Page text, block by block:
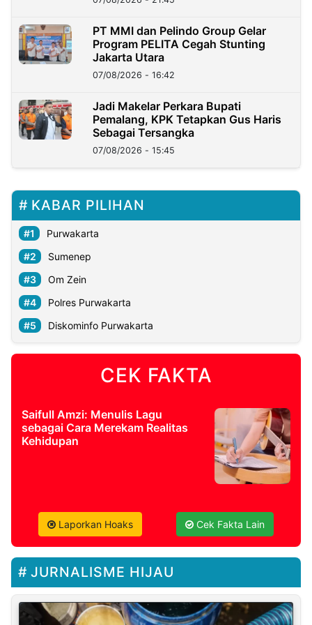
PT MMI dan Pelindo Group Gelar
Program PELITA Cegah Stunting
Jakarta Utara
07/08/2026 - 16:42
Jadi Makelar Perkara Bupati
Pemalang, KPK Tetapkan Gus Haris
Sebagai Tersangka
07/08/2026 - 15:45
KABAR PILIHAN
Purwakarta
Sumenep
Om Zein
Polres Purwakarta
Diskominfo Purwakarta
CEK FAKTA
Saifull Amzi: Menulis Lagu
sebagai Cara Merekam Realitas
Kehidupan
Laporkan Hoaks Cek Fakta Lain
JURNALISME HIJAU